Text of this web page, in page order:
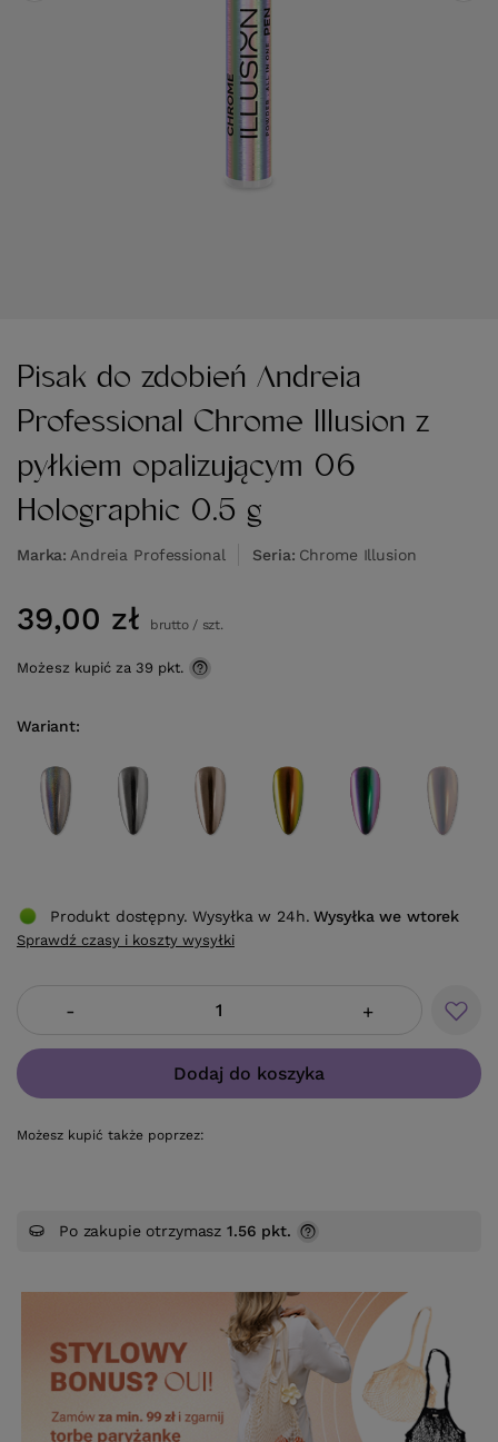
Pisak do zdobień Andreia
Professional Chrome Illusion z
pyłkiem opalizującym 06
Holographic 0.5 g
Marka Andreia Professional Seria Chrome Illusion
Wariant
39,00 zł brutto/ szt.
Możesz kupić za 39 pkt.
- +
Dodaj do koszyka
Możesz kupić także poprzez:
Produkt dostępny. Wysyłka w 24h. Wysyłkawe wtorek
Sprawdź czasy i koszty wysyłki
Po zakupie otrzymasz1.56 pkt.